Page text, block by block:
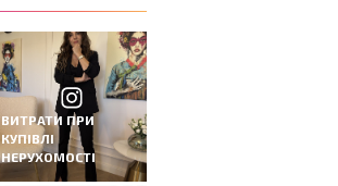
ВИТРАТИ ПРИ
КУПІВЛІ
НЕРУХОМОСТІ